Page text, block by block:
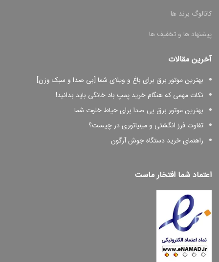
کاتالوگ برند ها
پیشنهاد ها و تخفیف ها
آخرین مقالات
بهترین موتور برق برای باغ و ویلای شما [بی صدا و سبک وزن]
نکات مهمی که هنگام خرید پمپ باد خانگی باید بدانید!
بهترین موتور برق بی صدا برای حیاط خلوت شما
تفاوت فرز انگشتی و مینیاتوری در چیست؟
راهنمای خرید دستگاه جوش آرگون
اعتماد شما افتخار ماست